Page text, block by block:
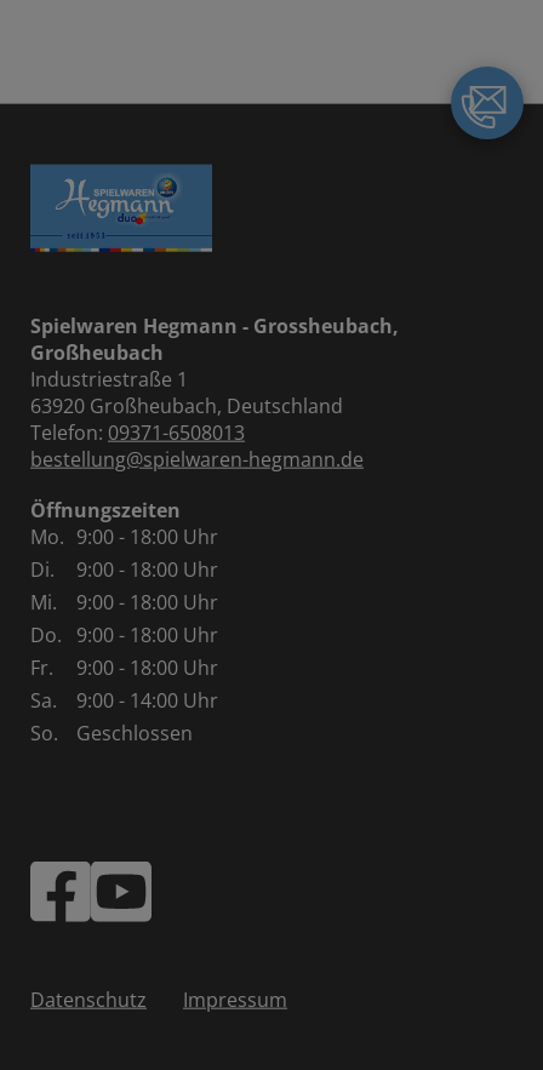
Spielwaren Hegmann - Grossheubach,
Großheubach
Industriestraße 1
63920 Großheubach, Deutschland
Telefon: 09371-6508013
bestellung@spielwaren-hegmann.de
Öffnungszeiten
Mo. 9:00 - 18:00 Uhr
Di.
9:00 - 18:00 Uhr
Mi.
9:00 - 18:00 Uhr
Do.
9:00 - 18:00 Uhr
Fr.
9:00 - 18:00 Uhr
Sa.
9:00 - 14:00 Uhr
So.
Geschlossen
Datenschutz Impressum